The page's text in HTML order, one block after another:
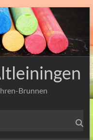
Brunnen